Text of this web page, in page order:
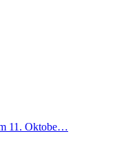
11. Oktobe…